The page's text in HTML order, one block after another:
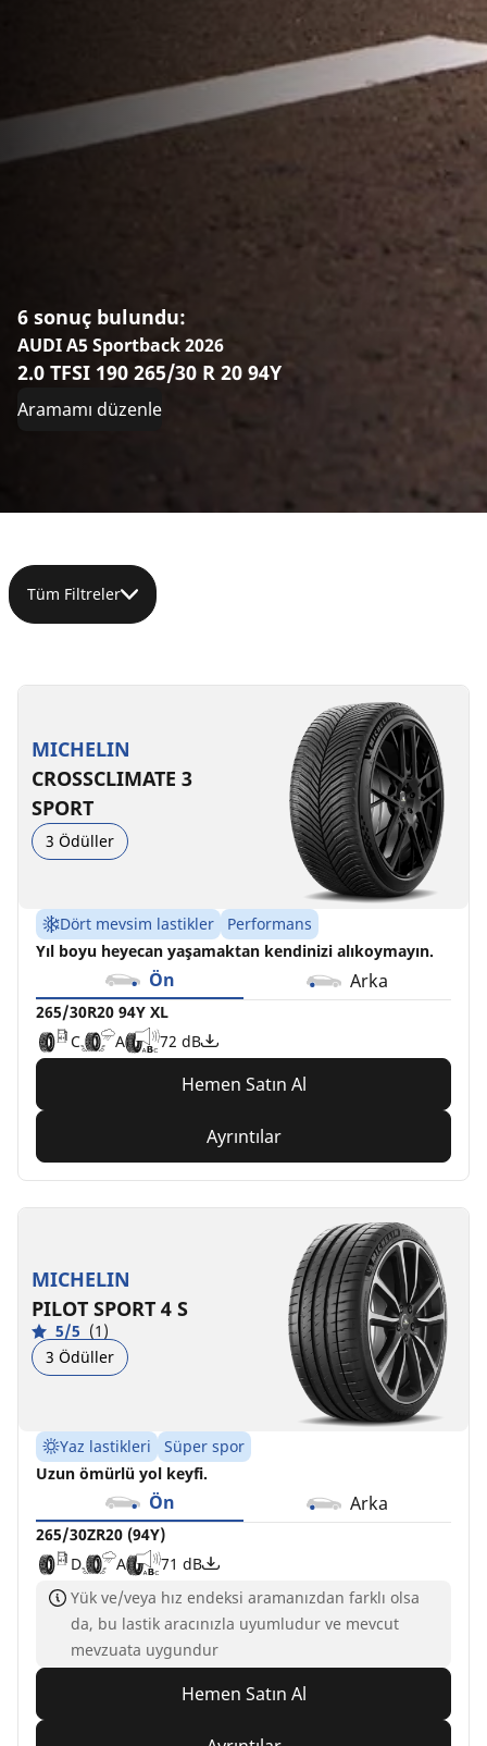
6 sonuç bulundu:
AUDI A5 Sportback 2026
2.0 TFSI 190 265/30 R 20 94Y
Aramamı düzenle
Tüm Filtreler
MICHELIN
CROSSCLIMATE 3
SPORT
3 Ödüller
Dört mevsim lastikler
Performans
Yıl boyu heyecan yaşamaktan kendinizi alıkoymayın.
Ön Arka
265/30R20 94Y XL
C
A 72 dB
XL
C
A 72 dB
Hemen Satın Al
Ayrıntılar
MICHELIN
PILOT SPORT 4 S
5/5 (1)
3 Ödüller
Yaz lastikleri
Süper spor
Uzun ömürlü yol keyfi.
Ön Arka
265/30ZR20 (94Y)
D
A 71 dB
D
A
Yük ve/veya hız endeksi aramanızdan farklı olsa
da, bu lastik aracınızla uyumludur ve mevcut
mevzuata uygundur
Hemen Satın Al
XL
D
C 73 dB
*
D
B 71 dB
RO1
D
B 70 dB
D
C